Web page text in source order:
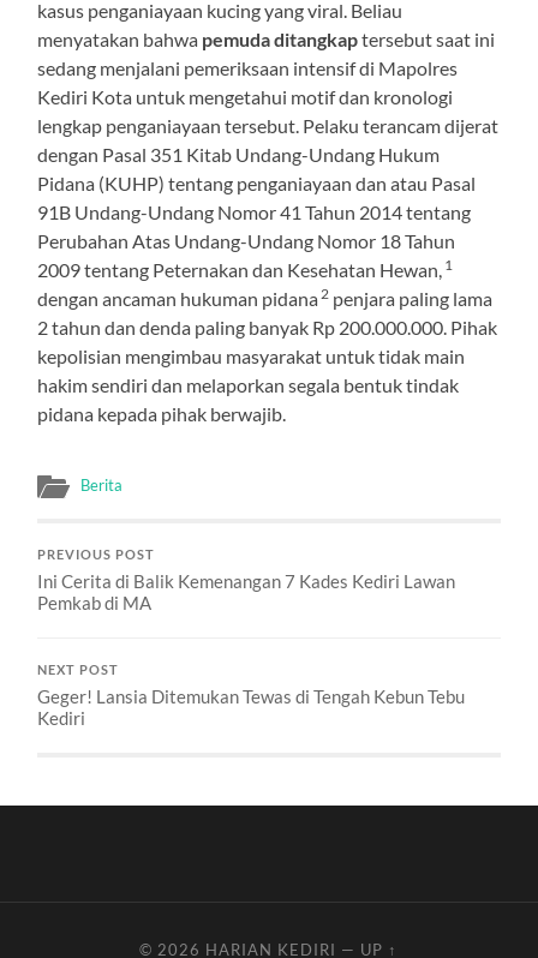
kasus penganiayaan kucing yang viral. Beliau
menyatakan bahwa pemuda ditangkaptersebut saat ini
sedang menjalani pemeriksaan intensif di Mapolres
Kediri Kota untuk mengetahui motif dan kronologi
lengkap penganiayaan tersebut. Pelaku terancam dijerat
dengan Pasal 351 Kitab Undang-Undang Hukum
Pidana (KUHP) tentang penganiayaan dan atau Pasal
91B Undang-Undang Nomor 41 Tahun 2014 tentang
Perubahan Atas Undang-Undang Nomor 18 Tahun
2009 tentang Peternakan dan Kesehatan Hewan, 1
dengan ancaman hukuman pidana 2 penjara paling lama
2 tahun dan denda paling banyak Rp 200.000.000. Pihak
kepolisian mengimbau masyarakat untuk tidak main
hakim sendiri dan melaporkan segala bentuk tindak
pidana kepada pihak berwajib.
Berita
PREVIOUS POST
Ini Cerita di Balik Kemenangan 7 Kades Kediri Lawan
Pemkab di MA
NEXT POST
Geger! Lansia Ditemukan Tewas di Tengah Kebun Tebu
Kediri
© 2026 HARIAN KEDIRI — UP ↑